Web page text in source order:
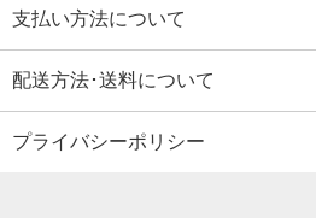
支払い方法について
配送方法･送料について
プライバシーポリシー